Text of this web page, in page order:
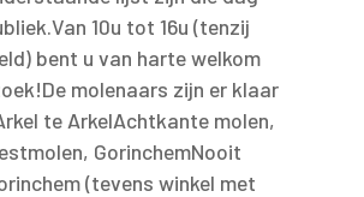
10u tot 16u (tenzij
bent u van harte welkom
molenaars zijn er klaar
te ArkelAchtkante molen,
GorinchemNooit
(tevens winkel met